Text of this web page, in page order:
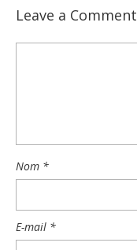
Leave a Comment
Nom *
E-mail *